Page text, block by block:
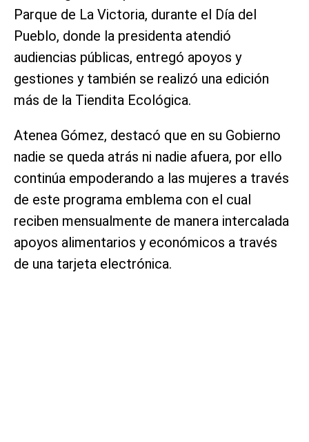
Parque de La Victoria, durante el Día del
Pueblo, donde la presidenta atendió
audiencias públicas, entregó apoyos y
gestiones y también se realizó una edición
más de la Tiendita Ecológica.
Atenea Gómez, destacó que en su Gobierno
nadie se queda atrás ni nadie afuera, por ello
continúa empoderando a las mujeres a través
de este programa emblema con el cual
reciben mensualmente de manera intercalada
apoyos alimentarios y económicos a través
de una tarjeta electrónica.